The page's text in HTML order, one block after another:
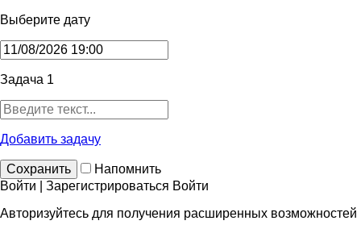
Выберите дату
Задача 1
Добавить задачу
Сохранить
Напомнить
Войти | Зарегистрироваться Войти
Авторизуйтесь для получения расширенных возможностей